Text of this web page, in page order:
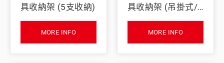
具收納架 (5支收納)
MORE INFO
具收納架 (吊掛式/3
支收納)
MORE INFO